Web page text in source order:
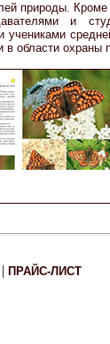
природы.
и
учениками
в области охраны
| ПРАЙС-ЛИСТ